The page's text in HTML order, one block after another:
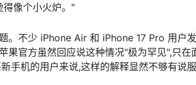
得像个小火炉。"
。不少 iPhone Air 和 iPhone 17 Pro 用户
果官方虽然回应说这种情况"极为罕见",只
手机的用户来说,这样的解释显然不够有说服